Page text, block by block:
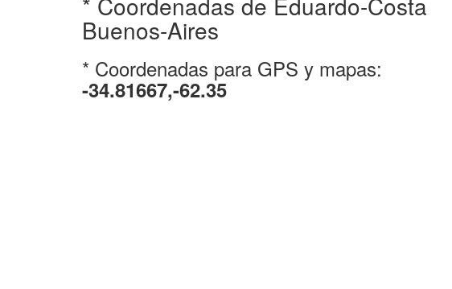
Buenos-Aires
* Coordenadas para GPS y mapas:
-34.81667,-62.35